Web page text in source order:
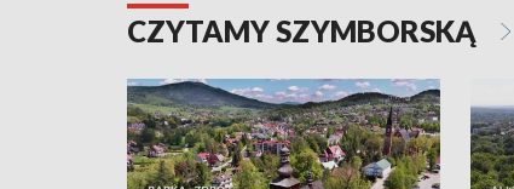
CZYTAMY SZYMBORSKĄ